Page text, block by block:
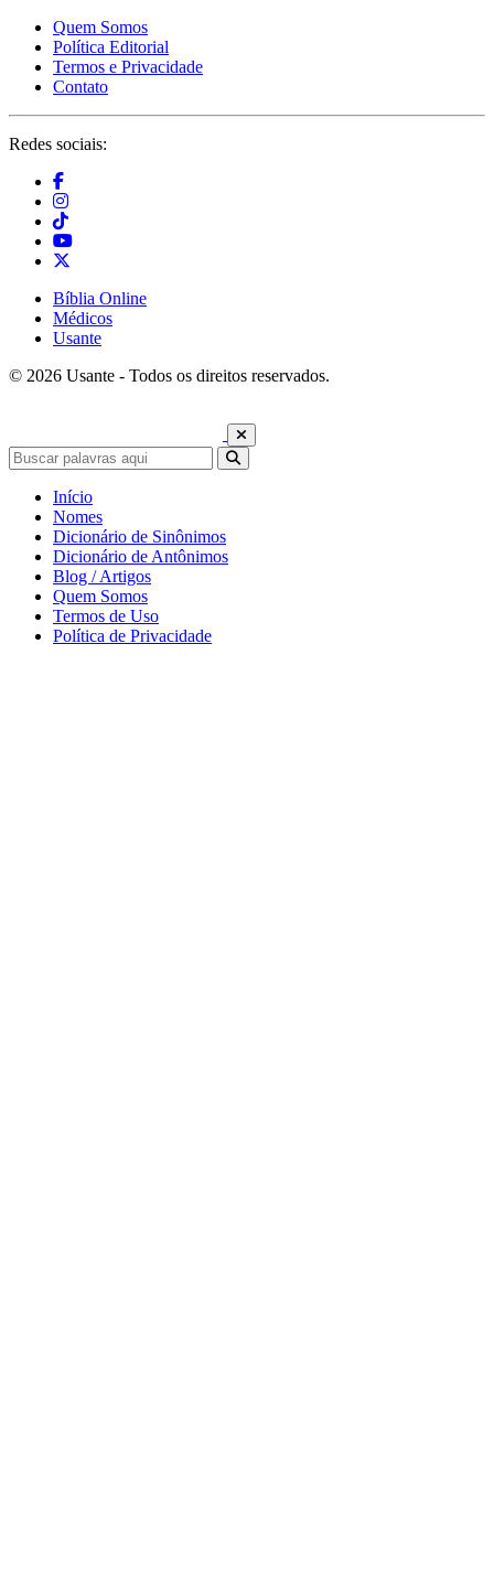
Quem Somos
Política Editorial
Termos e Privacidade
Contato
Redes sociais:
Bíblia Online
Médicos
Usante
© 2026 Usante - Todos os direitos reservados.
Início
Nomes
Dicionário de Sinônimos
Dicionário de Antônimos
Blog / Artigos
Quem Somos
Termos de Uso
Política de Privacidade